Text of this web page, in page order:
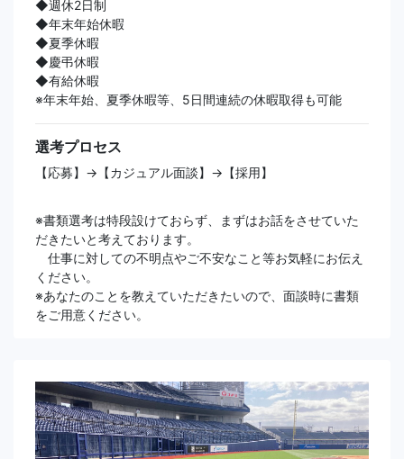
◆週休2日制
◆年末年始休暇
◆夏季休暇
◆慶弔休暇
◆有給休暇
※年末年始、夏季休暇等、5日間連続の休暇取得も可能
選考プロセス
【応募】→【カジュアル面談】→【採用】
※書類選考は特段設けておらず、まずはお話をさせていた
だきたいと考えております。
仕事に対しての不明点やご不安なこと等お気軽にお伝え
ください。
※あなたのことを教えていただきたいので、面談時に書類
をご用意ください。